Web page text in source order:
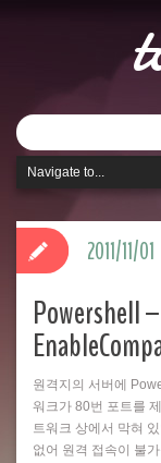
Powershell
원격지의 서버에
워크가 80번 포트를
트워크 상에서 막혀
없어 원격 접속이 불
2011/11/01